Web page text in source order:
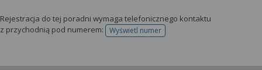
Rejestracja do tej poradni wymaga telefonicznego kontaktu
z przychodnią pod numerem:
Wyświetl numertelefonu do rejestracji